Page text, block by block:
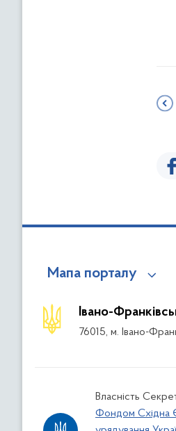
Мапа порталу
Івано-
76015, м. Івано-
Власність
Фондом Східна